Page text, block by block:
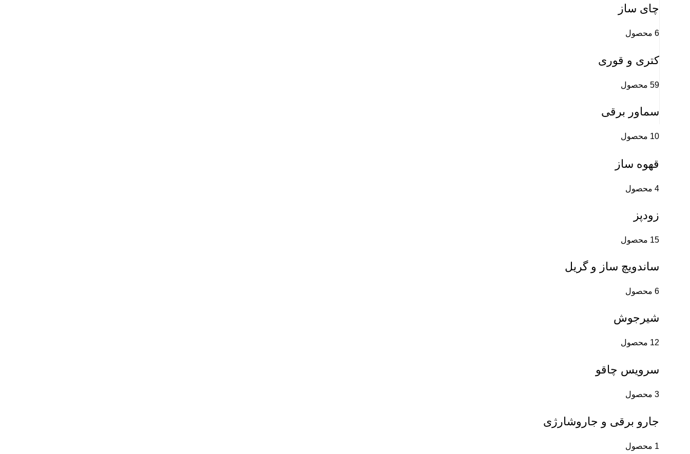
چای ساز
6 محصول
کتری و قوری
59 محصول
سماور برقی
10 محصول
قهوه ساز
4 محصول
زودپز
15 محصول
ساندویچ ساز و گریل
6 محصول
شیرجوش
12 محصول
سرویس چاقو
3 محصول
جارو برقی و جاروشارژی
1 محصول